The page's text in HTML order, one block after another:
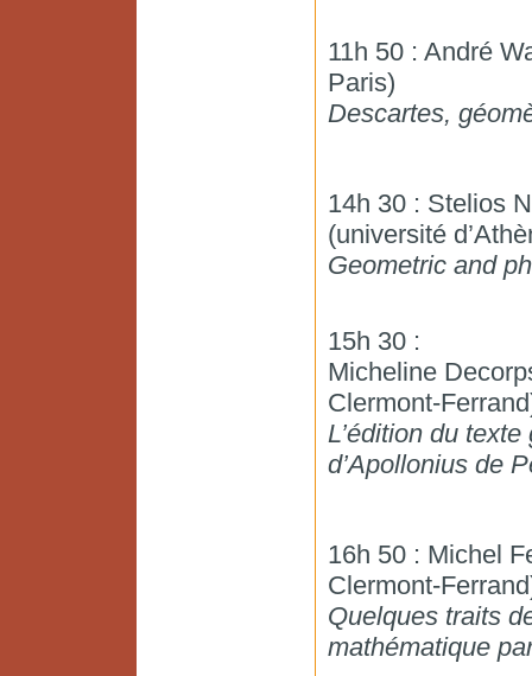
11h 50 : André
Paris)
Descartes,
14h 30 : Stelios
(université
Geometric and
15h 30 :
Micheline
Clermont-
L’édition du
d’Apollonius de
16h 50 : Michel
Clermont-
Quelques traits
mathématique